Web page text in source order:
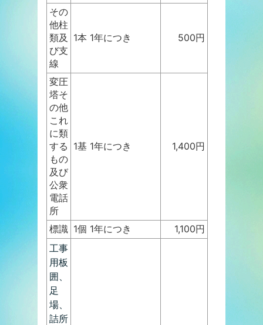
その
他柱
類及
び支
線
1本 1年につき 500円
変圧
塔そ
の他
これ
に類
する
もの
及び
公衆
電話
所
1基 1年につき 1,400円
標識 1個 1年につき
1,100円
工事
用板
囲、
足
場、
詰所